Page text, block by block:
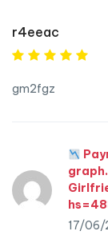
r4eeac
gm2fgz
17/06/